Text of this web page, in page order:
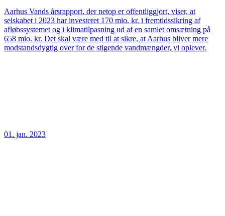
Aarhus Vands årsrapport, der netop er offentliggjort, viser, at
selskabet i 2023 har investeret 170 mio. kr. i fremtidssikring af
afløbssystemet og i klimatilpasning ud af en samlet omsætning på
658 mio. kr. Det skal være med til at sikre, at Aarhus bliver mere
modstandsdygtig over for de stigende vandmængder, vi oplever.
01. jan. 2023